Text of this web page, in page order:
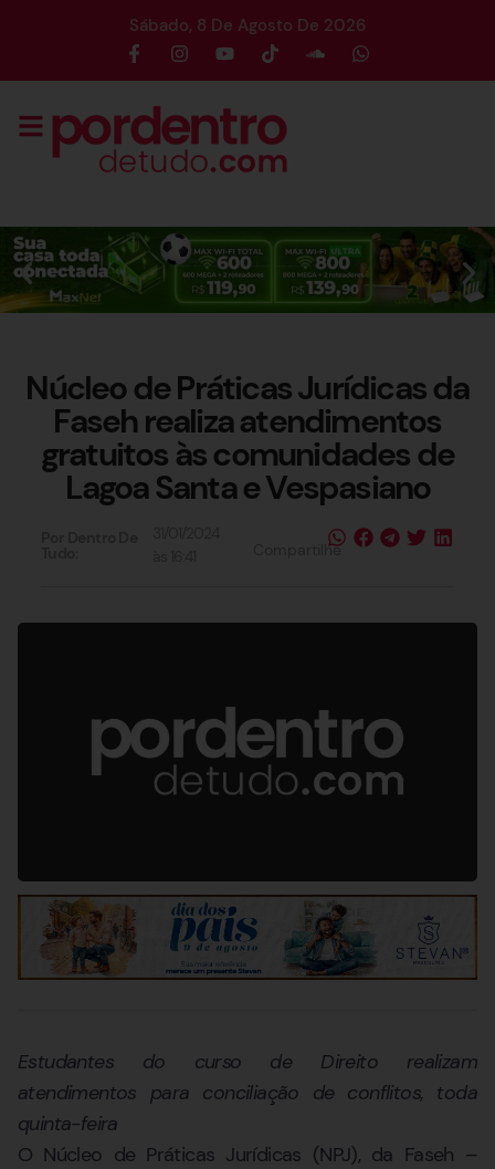
Sábado, 8 De Agosto De 2026
Núcleo de Práticas Jurídicas da
Faseh realiza atendimentos
gratuitos às comunidades de
Lagoa Santa e Vespasiano
Compartilhe
Estudantes do curso de Direito realizam
atendimentos para conciliação de conflitos, toda
quinta-feira
O Núcleo de Práticas Jurídicas (NPJ), da Faseh –